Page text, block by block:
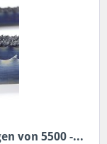
von 5500 -...